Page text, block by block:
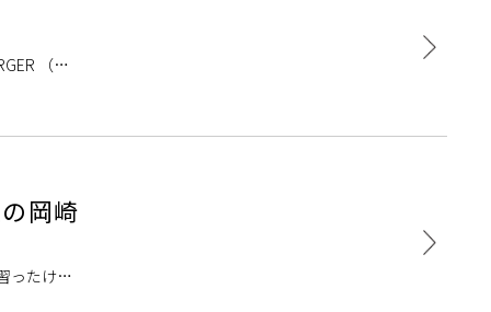
（プ
岡崎
ったけれ
。指を